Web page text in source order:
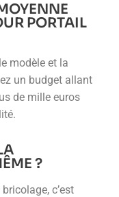
PORTAIL
modèle et la
un budget allant
de mille euros
?
c’est